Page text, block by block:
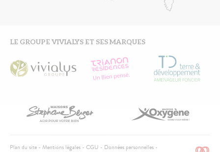
LE GROUPE VIVIALYS ET SES MARQUES
Pied
Plan du site Mentions légales CGU
Données personnelles